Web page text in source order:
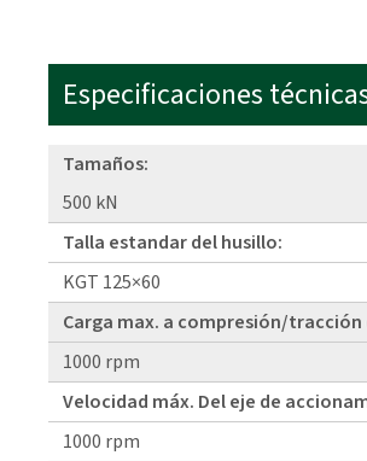
Especificaciones
Tamaños:
500 kN
Talla estandar del husillo:
KGT 125×60
Carga max. a compresión/tracción
1000 rpm
Velocidad máx. Del eje de
1000 rpm